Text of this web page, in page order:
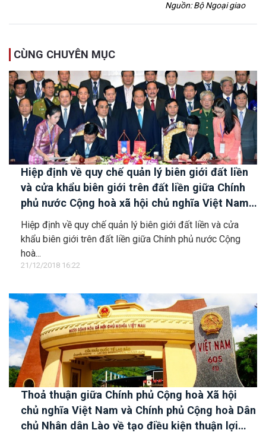
Nguồn: Bộ Ngoại giao
CÙNG CHUYÊN MỤC
Hiệp định về quy chế quản lý biên giới đất liền
và cửa khẩu biên giới trên đất liền giữa Chính
phủ nước Cộng hoà xã hội chủ nghĩa Việt Nam
và Chính phủ nước Cộng hoà dân chủ nhân dân
Lào
Hiệp định về quy chế quản lý biên giới đất liền và cửa
khẩu biên giới trên đất liền giữa Chính phủ nước Cộng
hoà...
21/12/2018 16:22
Thoả thuận giữa Chính phủ Cộng hoà Xã hội
chủ nghĩa Việt Nam và Chính phủ Cộng hoà Dân
chủ Nhân dân Lào về tạo điều kiện thuận lợi